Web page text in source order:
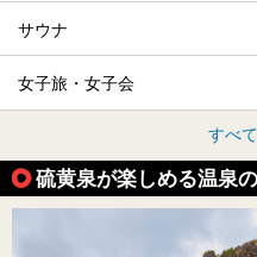
サウナ
女子旅・女子会
すべ
硫黄泉が楽しめる温泉